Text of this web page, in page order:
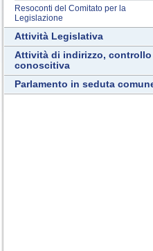
Resoconti del Comitato per la
Legislazione
Attività Legislativa
Attività di indirizzo, controllo
conoscitiva
Parlamento in seduta